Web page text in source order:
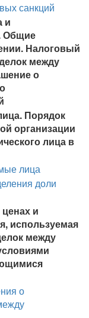
санкций
и
Общие
Налоговый
между
о
Порядок
организации
лица в
лица
доли
и
используемая
между
о